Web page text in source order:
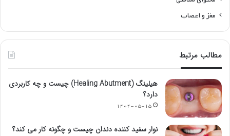
مغز و اعصاب
مطالب مرتبط
هیلینگ (Healing Abutment) چیست و چه کاربردی
دارد؟
۱۴۰۴-۰۵-۱۵
نوار سفید کننده دندان چیست و چگونه کار می کند؟